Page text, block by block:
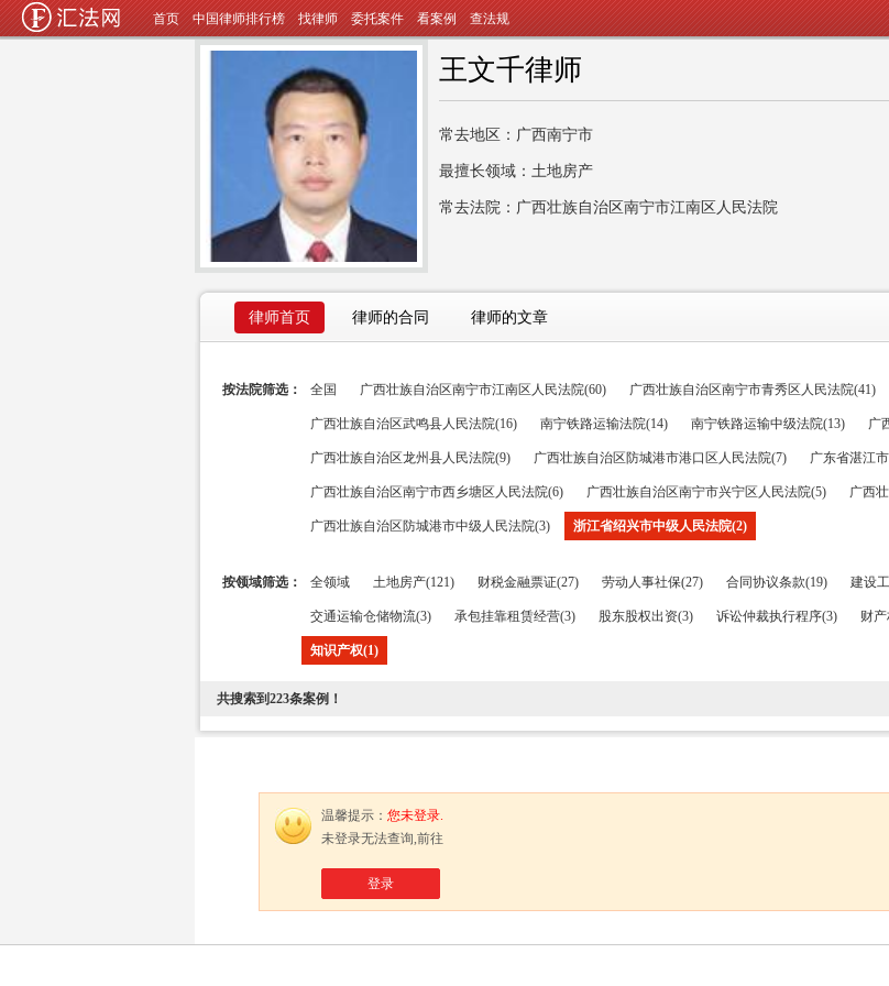
首页 中国律师排行榜 找律师 委托案件 看案例 查法规
王文千律师
常去地区：广西南宁市
最擅长领域：土地房产
常去法院：广西壮族自治区南宁市江南区人民法院
律师首页 律师的合同 律师的文章
按法院筛选： 全国 广西壮族自治区南宁市江南区人民法院(60) 广西壮族自治区南宁市青秀区人民法院(41)
广西壮族自治区武鸣县人民法院(16) 南宁铁路运输法院(14) 南宁铁路运输中级法院(13) 广
广西壮族自治区龙州县人民法院(9) 广西壮族自治区防城港市港口区人民法院(7) 广东省湛江
广西壮族自治区南宁市西乡塘区人民法院(6) 广西壮族自治区南宁市兴宁区人民法院(5) 广西
广西壮族自治区防城港市中级人民法院(3) 浙江省绍兴市中级人民法院(2)
按领域筛选： 全领域 土地房产(121) 财税金融票证(27) 劳动人事社保(27) 合同协议条款(19) 建设
交通运输仓储物流(3) 承包挂靠租赁经营(3) 股东股权出资(3) 诉讼仲裁执行程序(3) 财
知识产权(1)
共搜索到223条案例！
温馨提示： 您未登录.
未登录无法查询,前往
登录